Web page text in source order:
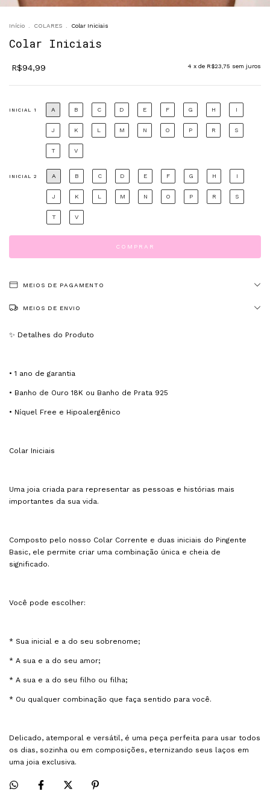
Início COLARES Colar Iniciais
Colar Iniciais
R$94,99 4 x de R$23,75 sem juros
INICIAL 1 A B C D E F G H I
J K L M N O P R S
T V
INICIAL 2 A B C D E F G H I
J K L M N O P R S
T V
MEIOS DE PAGAMENTO
MEIOS DE ENVIO
✨ Detalhes do Produto
• 1 ano de garantia
• Banho de Ouro 18K ou Banho de Prata 925
• Níquel Free e Hipoalergênico
Colar Iniciais
Uma joia criada para representar as pessoas e histórias mais
importantes da sua vida.
Composto pelo nosso Colar Corrente e duas iniciais do Pingente
Basic, ele permite criar uma combinação única e cheia de
significado.
Você pode escolher:
* Sua inicial e a do seu sobrenome;
* A sua e a do seu amor;
* A sua e a do seu filho ou filha;
* Ou qualquer combinação que faça sentido para você.
Delicado, atemporal e versátil, é uma peça perfeita para usar todos
os dias, sozinha ou em composições, eternizando seus laços em
uma joia exclusiva.